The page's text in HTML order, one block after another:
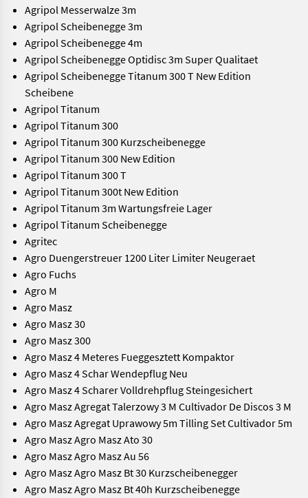
Agripol Messerwalze 3m
Agripol Scheibenegge 3m
Agripol Scheibenegge 4m
Agripol Scheibenegge Optidisc 3m Super Qualitaet
Agripol Scheibenegge Titanum 300 T New Edition
Scheibene
Agripol Titanum
Agripol Titanum 300
Agripol Titanum 300 Kurzscheibenegge
Agripol Titanum 300 New Edition
Agripol Titanum 300 T
Agripol Titanum 300t New Edition
Agripol Titanum 3m Wartungsfreie Lager
Agripol Titanum Scheibenegge
Agritec
Agro Duengerstreuer 1200 Liter Limiter Neugeraet
Agro Fuchs
Agro M
Agro Masz
Agro Masz 30
Agro Masz 300
Agro Masz 4 Meteres Fueggesztett Kompaktor
Agro Masz 4 Schar Wendepflug Neu
Agro Masz 4 Scharer Volldrehpflug Steingesichert
Agro Masz Agregat Talerzowy 3 M Cultivador De Discos 3 M
Agro Masz Agregat Uprawowy 5m Tilling Set Cultivador 5m
Agro Masz Agro Masz Ato 30
Agro Masz Agro Masz Au 56
Agro Masz Agro Masz Bt 30 Kurzscheibenegger
Agro Masz Agro Masz Bt 40h Kurzscheibenegge